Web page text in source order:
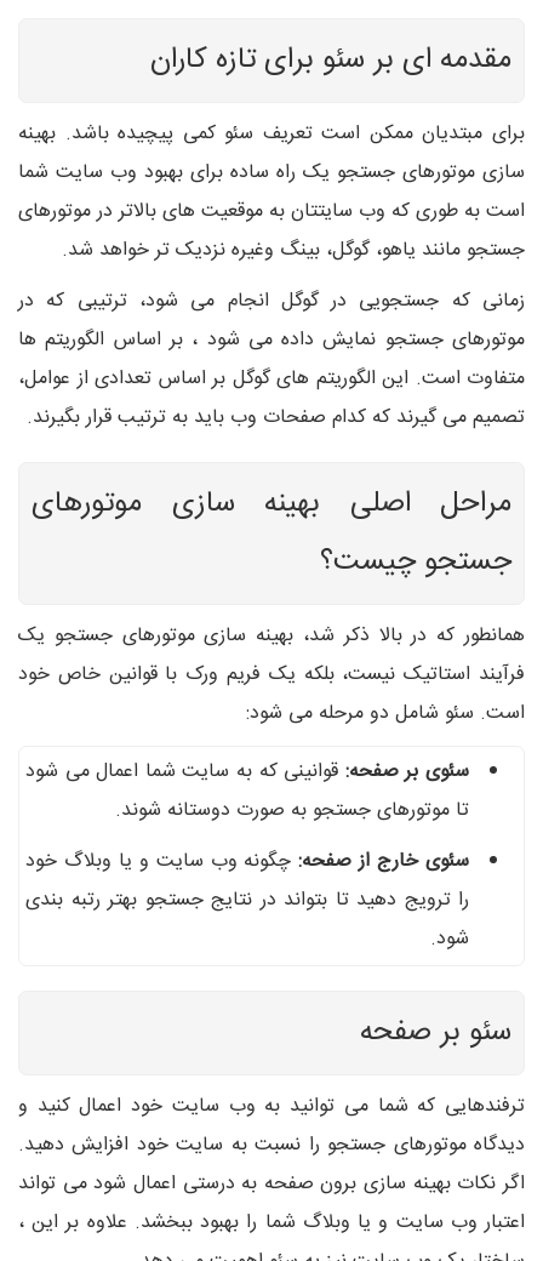
مقدمه ای بر سئو برای تازه کاران
برای مبتدیان ممکن است تعریف سئو کمی پیچیده باشد. بهینه
سازی موتورهای جستجو یک راه ساده برای بهبود وب سایت شما
است به طوری که وب سایتتان به موقعیت های بالاتر در موتورهای
جستجو مانند یاهو، گوگل، بینگ وغیره نزدیک تر خواهد شد.
زمانی که جستجویی در گوگل انجام می شود، ترتیبی که در
موتورهای جستجو نمایش داده می شود ، بر اساس الگوریتم ها
متفاوت است. این الگوریتم های گوگل بر اساس تعدادی از عوامل،
تصمیم می گیرند که کدام صفحات وب باید به ترتیب قرار بگیرند.
مراحل اصلی بهینه سازی موتورهای
جستجو چیست؟
همانطور که در بالا ذکر شد، بهینه سازی موتورهای جستجو یک
فرآیند استاتیک نیست، بلکه یک فریم ورک با قوانین خاص خود
است. سئو شامل دو مرحله می شود:
سئوی بر صفحه: قوانینی که به سایت شما اعمال می شود
تا موتورهای جستجو به صورت دوستانه شوند.
سئوی خارج از صفحه:چگونه وب سایت و یا وبلاگ خود
را ترویج دهید تا بتواند در نتایج جستجو بهتر رتبه بندی
شود.
سئو بر صفحه
ترفندهایی که شما می توانید به وب سایت خود اعمال کنید و
دیدگاه موتورهای جستجو را نسبت به سایت خود افزایش دهید.
اگر نکات بهینه سازی برون صفحه به درستی اعمال شود می تواند
اعتبار وب سایت و یا وبلاگ شما را بهبود ببخشد. علاوه بر این ،